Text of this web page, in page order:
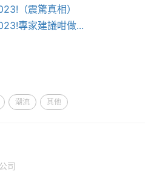
（震驚真相）
專家建議咁做...
潮流 其他
司